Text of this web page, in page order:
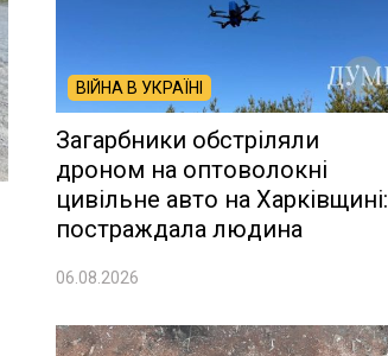
ВІЙНА В УКРАЇНІ
Загарбники обстріляли
дроном на оптоволокні
цивільне авто на Харківщині:
постраждала людина
06.08.2026